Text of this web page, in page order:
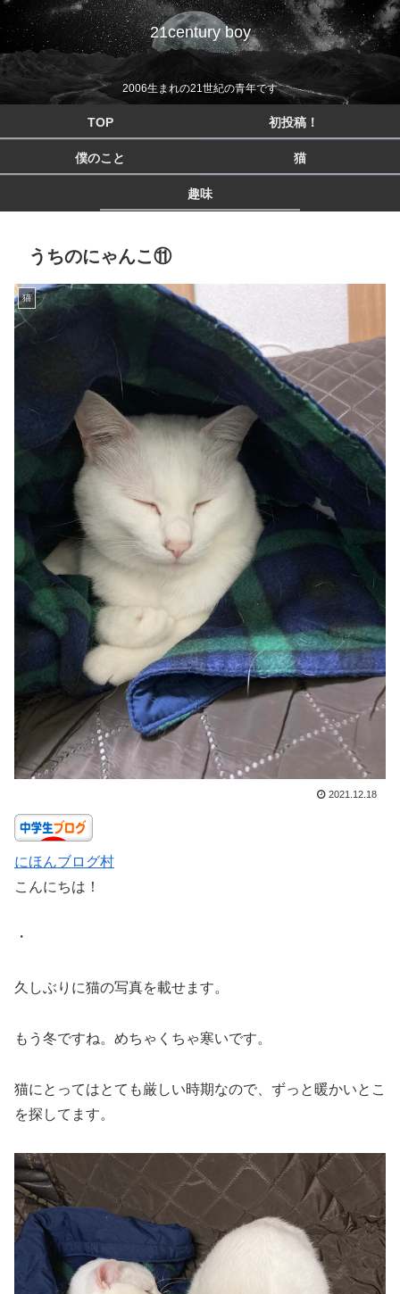
21century boy
2006生まれの21世紀の青年です
TOP 初投稿！
僕のこと 猫
趣味
うちのにゃんこ⑪
猫
2021.12.18
にほんブログ村
こんにちは！
・
久しぶりに猫の写真を載せます。
もう冬ですね。めちゃくちゃ寒いです。
猫にとってはとても厳しい時期なので、ずっと暖かいとこ
を探してます。